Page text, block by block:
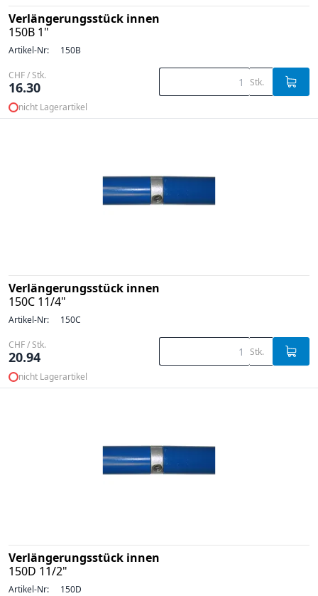
Verlängerungsstück innen
150B 1"
Artikel-Nr: 150B
CHF / Stk.
16.30 Stk.
nicht Lagerartikel
Verlängerungsstück innen
150C 11/4"
Artikel-Nr: 150C
CHF / Stk.
20.94 Stk.
nicht Lagerartikel
Verlängerungsstück innen
150D 11/2"
Artikel-Nr: 150D